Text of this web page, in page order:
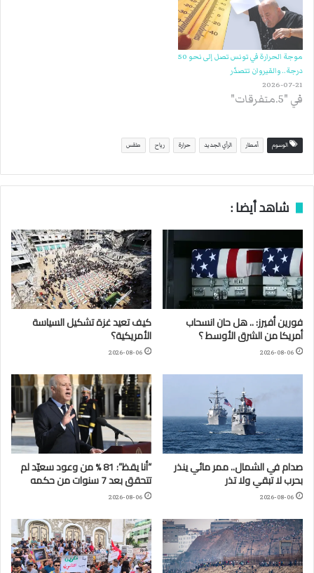
موجة الحرارة في تونس تصل إلى نحو 50
درجة.. والقيروان تتصدّر
2026-07-21
في "5.متفرقات"
الوسوم أمطار الرأي الجديد حرارة رياح طقس
شاهد أيضا :
فورين أفيرز: .. هل حان انسحاب
أمريكا من الشرق الأوسط ؟
2026-08-06
كيف تعيد غزة تشكيل السياسة
الأمريكية؟
2026-08-06
صدام في الشمال.. ممر مائي ينذر
بحرب لا تبقي ولا تذر
2026-08-06
“أنا يقظ”: 81 % من وعود سعيّد لم
تتحقق بعد 7 سنوات من حكمه
2026-08-06